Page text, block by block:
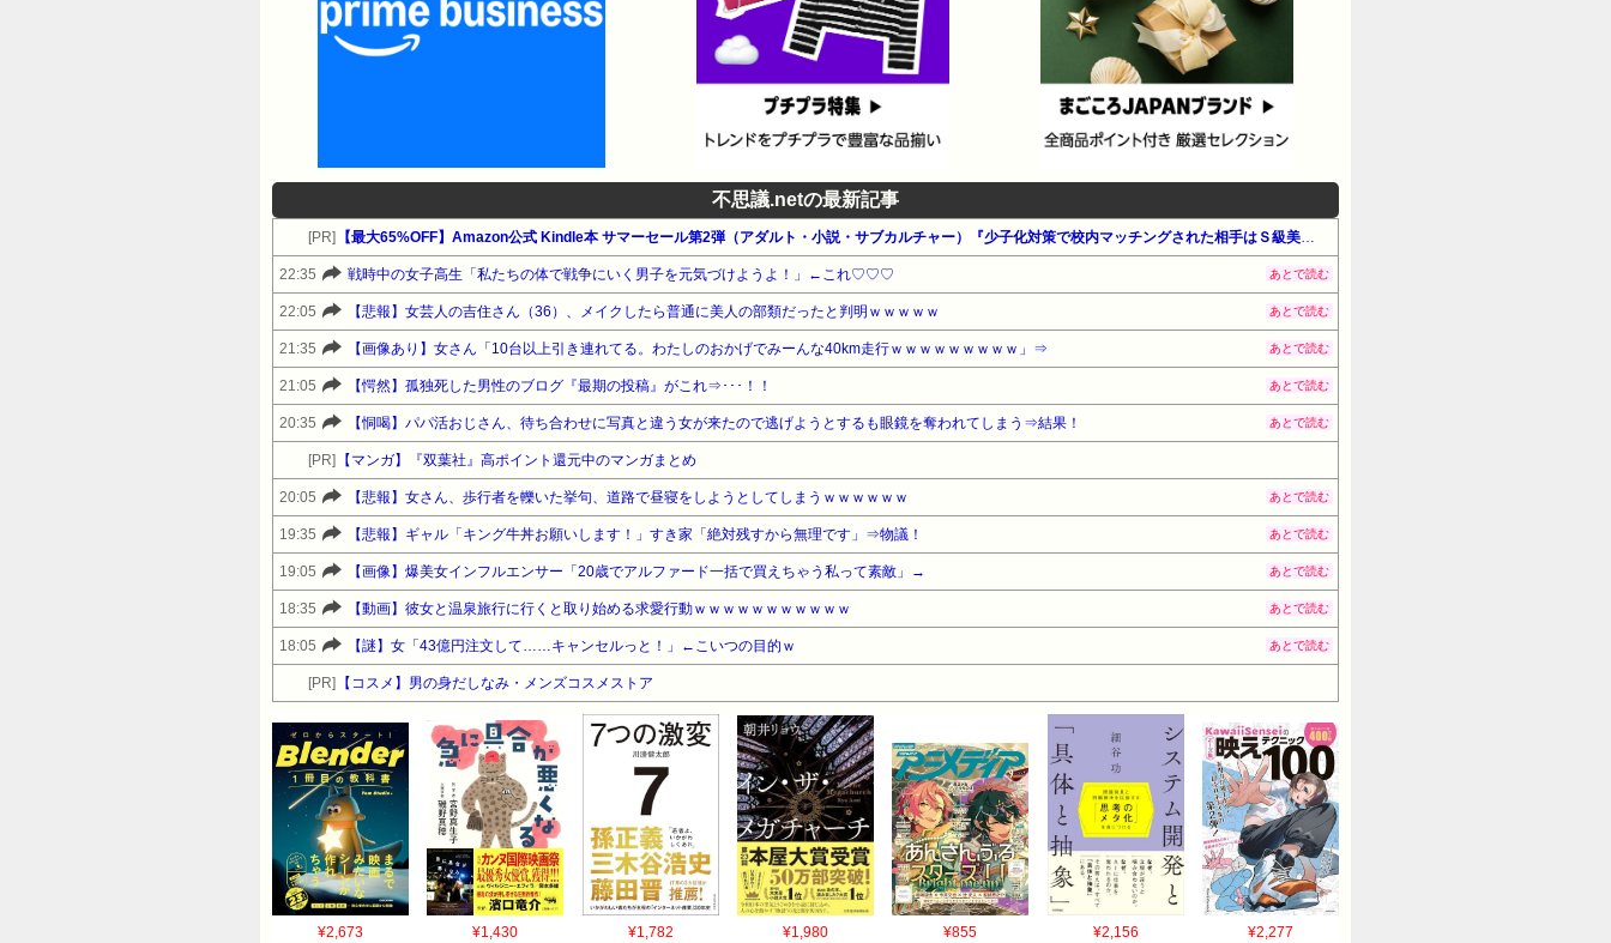
不思議.netの最新記事
[PR] 【最大65%OFF】Amazon公式 Kindle本 サマーセール第2弾（アダルト・小説・サブカルチャー）『少子化対策で校内マッチングされた相手はＳ級美少女でした』他
22:35 戦時中の女子高生「私たちの体で戦争にいく男子を元気づけようよ！」←これ♡♡♡ あとで読む
22:05 【悲報】女芸人の吉住さん（36）、メイクしたら普通に美人の部類だったと判明ｗｗｗｗｗ あとで読む
21:35 【画像あり】女さん「10台以上引き連れてる。わたしのおかげでみーんな40km走行ｗｗｗｗｗｗｗｗｗ」⇒ あとで読む
21:05 【愕然】孤独死した男性のブログ『最期の投稿』がこれ⇒･･･！！ あとで読む
20:35 【恫喝】パパ活おじさん、待ち合わせに写真と違う女が来たので逃げようとするも眼鏡を奪われてしまう⇒結果！ あとで読む
[PR] 【マンガ】『双葉社』高ポイント還元中のマンガまとめ
20:05 【悲報】女さん、歩行者を轢いた挙句、道路で昼寝をしようとしてしまうｗｗｗｗｗｗ あとで読む
19:35 【悲報】ギャル「キング牛丼お願いします！」すき家「絶対残すから無理です」⇒物議！ あとで読む
19:05 【画像】爆美女インフルエンサー「20歳でアルファード一括で買えちゃう私って素敵」→ あとで読む
18:35 【動画】彼女と温泉旅行に行くと取り始める求愛行動ｗｗｗｗｗｗｗｗｗｗｗ あとで読む
18:05 【謎】女「43億円注文して……キャンセルっと！」←こいつの目的ｗ あとで読む
[PR] 【コスメ】男の身だしなみ・メンズコスメストア
¥2,673 ¥1,430 ¥1,782 ¥1,980 ¥855 ¥2,156 ¥2,277